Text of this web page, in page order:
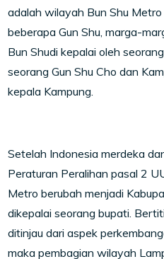
adalah wilayah Bun Shu
beberapa Gun Shu, marga-
Bun Shudi kepalai oleh
seorang Gun Shu Cho dan
kepala Kampung.
Setelah Indonesia merdeka
Peraturan Peralihan pasal 2
Metro berubah menjadi
dikepalai seorang bupati.
ditinjau dari aspek
maka pembagian wilayah